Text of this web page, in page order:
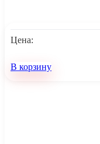
Цена:
В корзину